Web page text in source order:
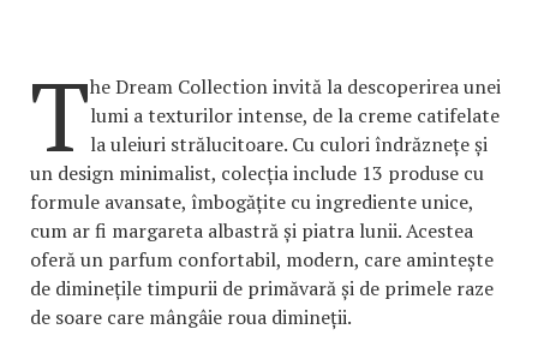
The Dream Collection invită la descoperirea unei
lumi a texturilor intense, de la creme catifelate
la uleiuri strălucitoare. Cu culori îndrăznețe și
un design minimalist, colecția include 13 produse cu
formule avansate, îmbogățite cu ingrediente unice,
cum ar fi margareta albastră și piatra lunii. Acestea
oferă un parfum confortabil, modern, care amintește
de diminețile timpurii de primăvară și de primele raze
de soare care mângâie roua dimineții.